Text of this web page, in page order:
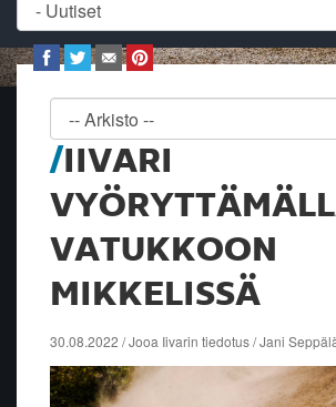
IIVARI
VATUKKOON
MIKKELISSÄ
30.08.2022 / Jooa Iivarin tiedotus / Jani